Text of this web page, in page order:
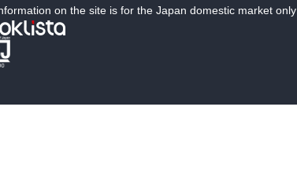
on the site is for the Japan domestic market only